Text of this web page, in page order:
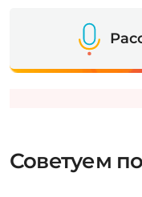
Советуем